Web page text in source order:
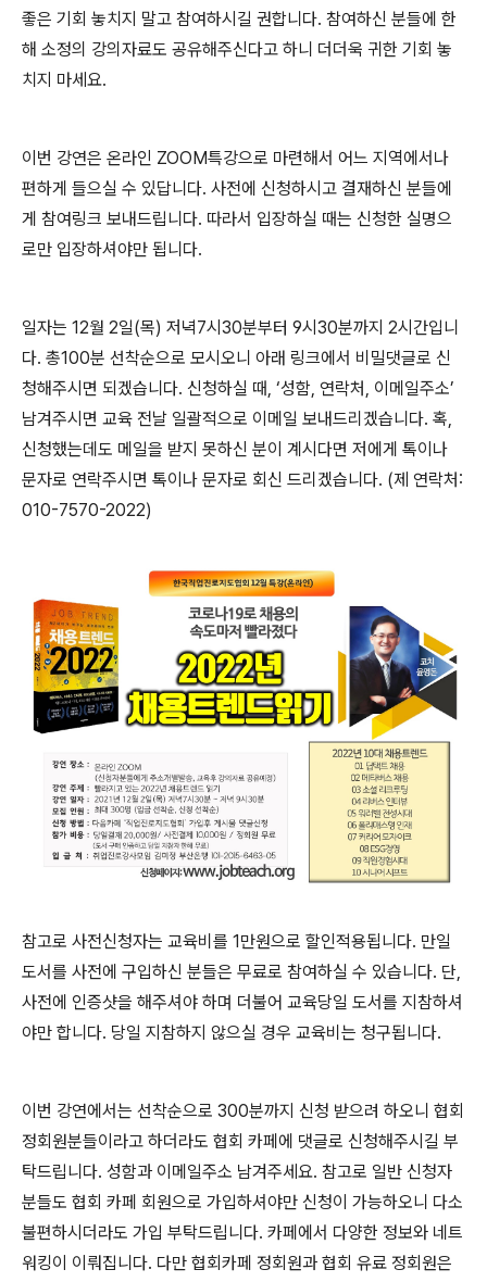
좋은 기회 놓치지 말고 참여하시길 권합니다. 참여하신 분들에 한
해 소정의 강의자료도 공유해주신다고 하니 더더욱 귀한 기회 놓
치지 마세요.
이번 강연은 온라인 ZOOM특강으로 마련해서 어느 지역에서나
편하게 들으실 수 있답니다. 사전에 신청하시고 결재하신 분들에
게 참여링크 보내드립니다. 따라서 입장하실 때는 신청한 실명으
로만 입장하셔야만 됩니다.
일자는 12월 2일(목) 저녁7시30분부터 9시30분까지 2시간입니
다. 총100분 선착순으로 모시오니 아래 링크에서 비밀댓글로 신
청해주시면 되겠습니다. 신청하실 때, ‘성함, 연락처, 이메일주소’
남겨주시면 교육 전날 일괄적으로 이메일 보내드리겠습니다. 혹,
신청했는데도 메일을 받지 못하신 분이 계시다면 저에게 톡이나
문자로 연락주시면 톡이나 문자로 회신 드리겠습니다. (제 연락처:
010-7570-2022)
참고로 사전신청자는 교육비를 1만원으로 할인적용됩니다. 만일
도서를 사전에 구입하신 분들은 무료로 참여하실 수 있습니다. 단,
사전에 인증샷을 해주셔야 하며 더불어 교육당일 도서를 지참하셔
야만 합니다. 당일 지참하지 않으실 경우 교육비는 청구됩니다.
이번 강연에서는 선착순으로 300분까지 신청 받으려 하오니 협회
정회원분들이라고 하더라도 협회 카페에 댓글로 신청해주시길 부
탁드립니다. 성함과 이메일주소 남겨주세요. 참고로 일반 신청자
분들도 협회 카페 회원으로 가입하셔야만 신청이 가능하오니 다소
불편하시더라도 가입 부탁드립니다. 카페에서 다양한 정보와 네트
워킹이 이뤄집니다. 다만 협회카페 정회원과 협회 유료 정회원은